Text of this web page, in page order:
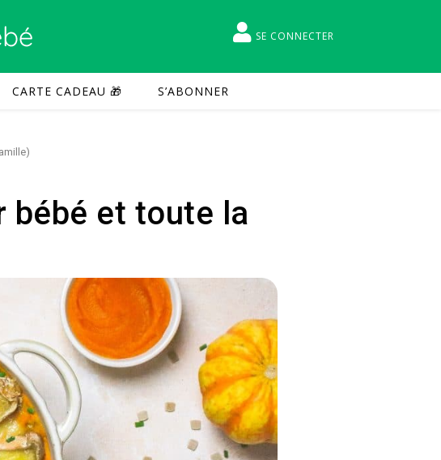
SE CONNECTER
CARTE CADEAU 🎁 S’ABONNER
bébé et toute la